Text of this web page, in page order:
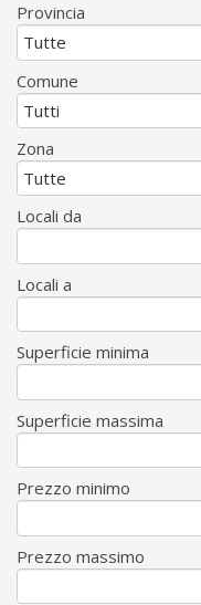
Provincia
Comune
Zona
Locali da
Locali a
Superficie minima
Superficie massima
Prezzo minimo
Prezzo massimo